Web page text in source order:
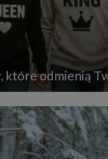
które odmienią